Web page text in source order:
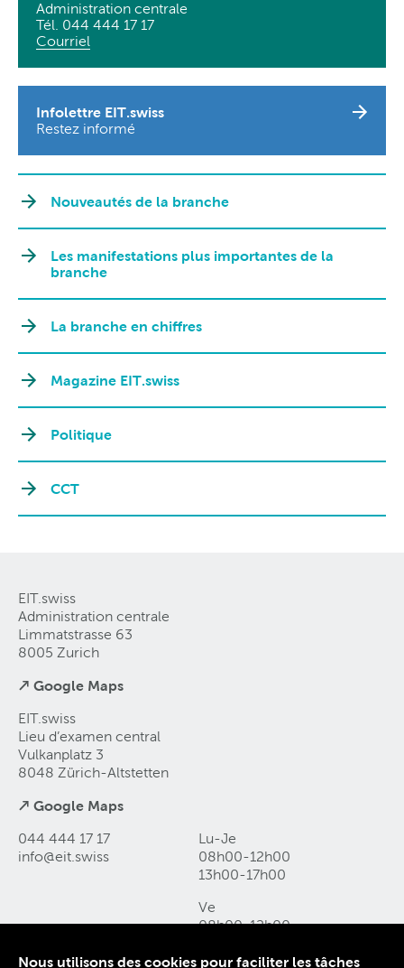
Administration centrale
Tél. 044 444 17 17
Courriel
Infolettre EIT.swiss
Restez informé
Nouveautés de la branche
Les manifestations plus importantes de la
branche
La branche en chiffres
Magazine EIT.swiss
Politique
CCT
EIT.swiss
Administration centrale
Limmatstrasse 63
8005 Zurich
↗ Google Maps
EIT.swiss
Lieu d’examen central
Vulkanplatz 3
8048 Zürich-Altstetten
↗ Google Maps
044 444 17 17
info@eit swiss
Lu-Je
08h00-12h00
13h00-17h00
Ve
08h00-12h00
Nous utilisons des cookies pour faciliter les tâches